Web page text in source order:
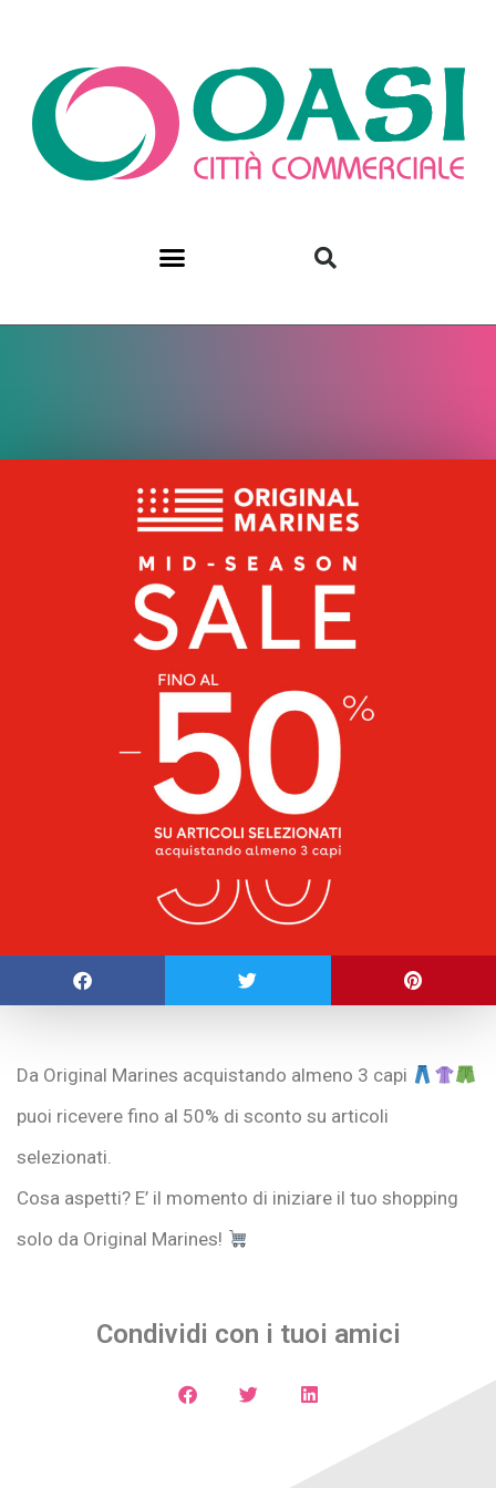
Da Original Marines acquistando almeno 3 capi
puoi ricevere fino al 50% di sconto su articoli
selezionati.
Cosa aspetti? E’ il momento di iniziare il tuo shopping
solo da Original Marines!
Condividi con i tuoi amici